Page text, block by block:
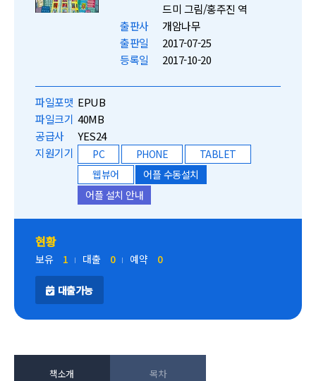
드미 그림/홍주진 역
출판사
개암나무
출판일
2017-07-25
등록일
2017-10-20
파일포맷 EPUB
파일크기 40MB
공급사
YES24
지원기기
PC PHONE
TABLET
웹뷰어
어플 수동설치
어플 설치 안내
현황
보유 1 대출 0 예약 0
대출가능
책소개 목차